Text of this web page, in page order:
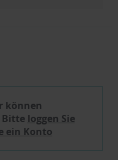
können
Bitte loggen Sie
ein Konto